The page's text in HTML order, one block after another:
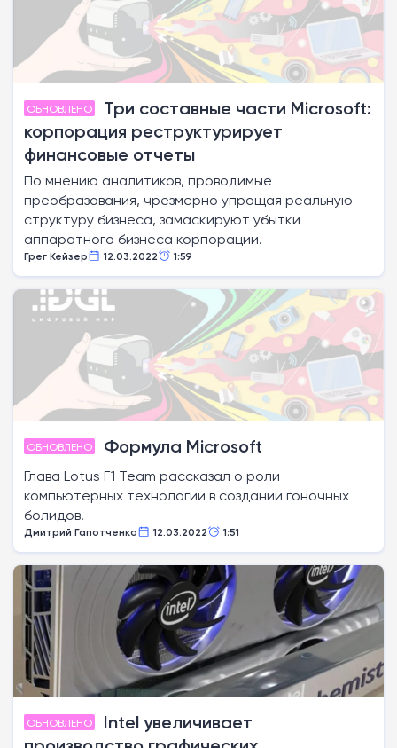
ОБНОВЛЕНО
Три составные части Microsoft:
корпорация реструктурирует
финансовые отчеты
По мнению аналитиков, проводимые
преобразования, чрезмерно упрощая реальную
структуру бизнеса, замаскируют убытки
аппаратного бизнеса корпорации.
Грег Кейзер 12.03.2022 1:59
ОБНОВЛЕНО Формула Microsoft
Глава Lotus F1 Team рассказал о роли
компьютерных технологий в создании гоночных
болидов.
Дмитрий Гапотченко 12.03.2022 1:51
ОБНОВЛЕНО
Intel увеличивает